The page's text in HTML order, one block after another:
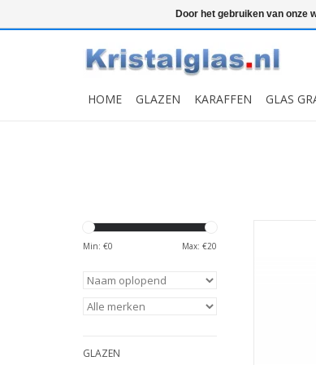
Snelle levering Graveren
HOME GLAZEN KARAFFEN GLAS
Min: €0 Max: €20
GLAZEN
titanium
Door het gebruiken van onze